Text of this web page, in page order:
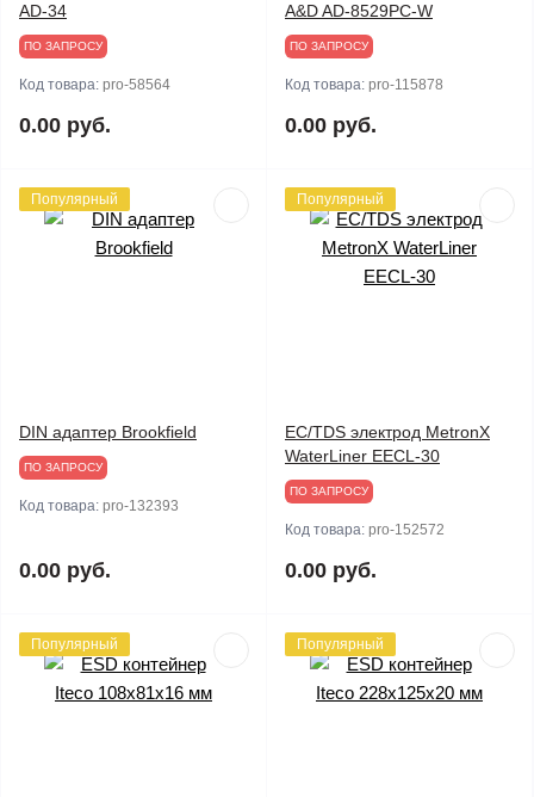
AD-34
ПО ЗАПРОСУ
Код товара: pro-58564
0.00 руб.
A&D AD-8529PC-W
ПО ЗАПРОСУ
Код товара: pro-115878
0.00 руб.
Популярный
DIN адаптер Brookfield
ПО ЗАПРОСУ
Код товара: pro-132393
0.00 руб.
Популярный
EC/TDS электрод MetronX
WaterLiner EECL-30
ПО ЗАПРОСУ
Код товара: pro-152572
0.00 руб.
Популярный Популярный